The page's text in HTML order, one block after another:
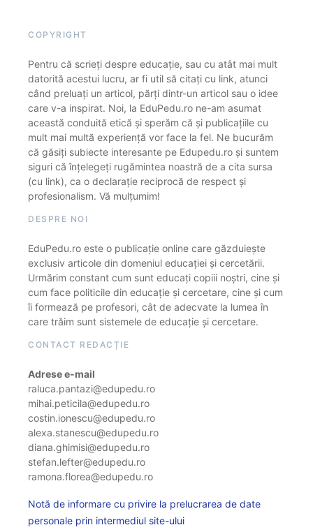
COPYRIGHT
Pentru că scrieți despre educație, sau cu atât mai mult
datorită acestui lucru, ar fi util să citați cu link, atunci
când preluați un articol, părți dintr-un articol sau o idee
care v-a inspirat. Noi, la EduPedu.ro ne-am asumat
această conduită etică și sperăm că și publicațiile cu
mult mai multă experiență vor face la fel. Ne bucurăm
că găsiți subiecte interesante pe Edupedu.ro și suntem
siguri că înțelegeți rugămintea noastră de a cita sursa
(cu link), ca o declarație reciprocă de respect și
profesionalism. Vă mulțumim!
DESPRE NOI
EduPedu.ro este o publicație online care găzduiește
exclusiv articole din domeniul educației și cercetării.
Urmărim constant cum sunt educați copiii noștri, cine și
cum face politicile din educație și cercetare, cine și cum
îi formează pe profesori, cât de adecvate la lumea în
care trăim sunt sistemele de educație și cercetare.
CONTACT REDACȚIE
Adrese e-mail
raluca.pantazi@edupedu.ro
mihai.peticila@edupedu.ro
costin.ionescu@edupedu.ro
alexa.stanescu@edupedu.ro
diana.ghimisi@edupedu.ro
stefan.lefter@edupedu.ro
ramona.florea@edupedu.ro
Notă de informare cu privire la prelucrarea de date
personale prin intermediul site-ului